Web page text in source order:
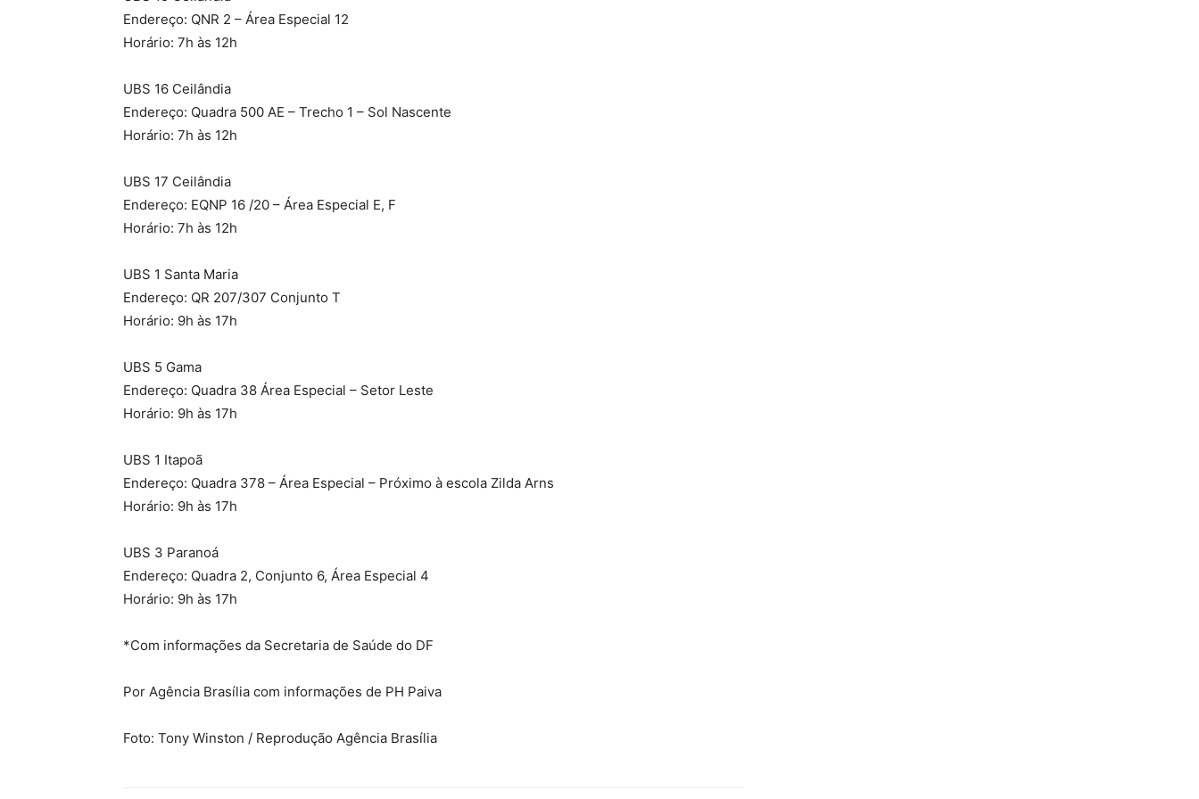
Endereço: QNR 2 – Área Especial 12
Horário: 7h às 12h
UBS 16 Ceilândia
Endereço: Quadra 500 AE – Trecho 1 – Sol Nascente
Horário: 7h às 12h
UBS 17 Ceilândia
Endereço: EQNP 16 /20 – Área Especial E, F
Horário: 7h às 12h
UBS 1 Santa Maria
Endereço: QR 207/307 Conjunto T
Horário: 9h às 17h
UBS 5 Gama
Endereço: Quadra 38 Área Especial – Setor Leste
Horário: 9h às 17h
UBS 1 Itapoã
Endereço: Quadra 378 – Área Especial – Próximo à escola Zilda Arns
Horário: 9h às 17h
UBS 3 Paranoá
Endereço: Quadra 2, Conjunto 6, Área Especial 4
Horário: 9h às 17h
*Com informações da Secretaria de Saúde do DF
Por Agência Brasília com informações de PH Paiva
Foto: Tony Winston / Reprodução Agência Brasília